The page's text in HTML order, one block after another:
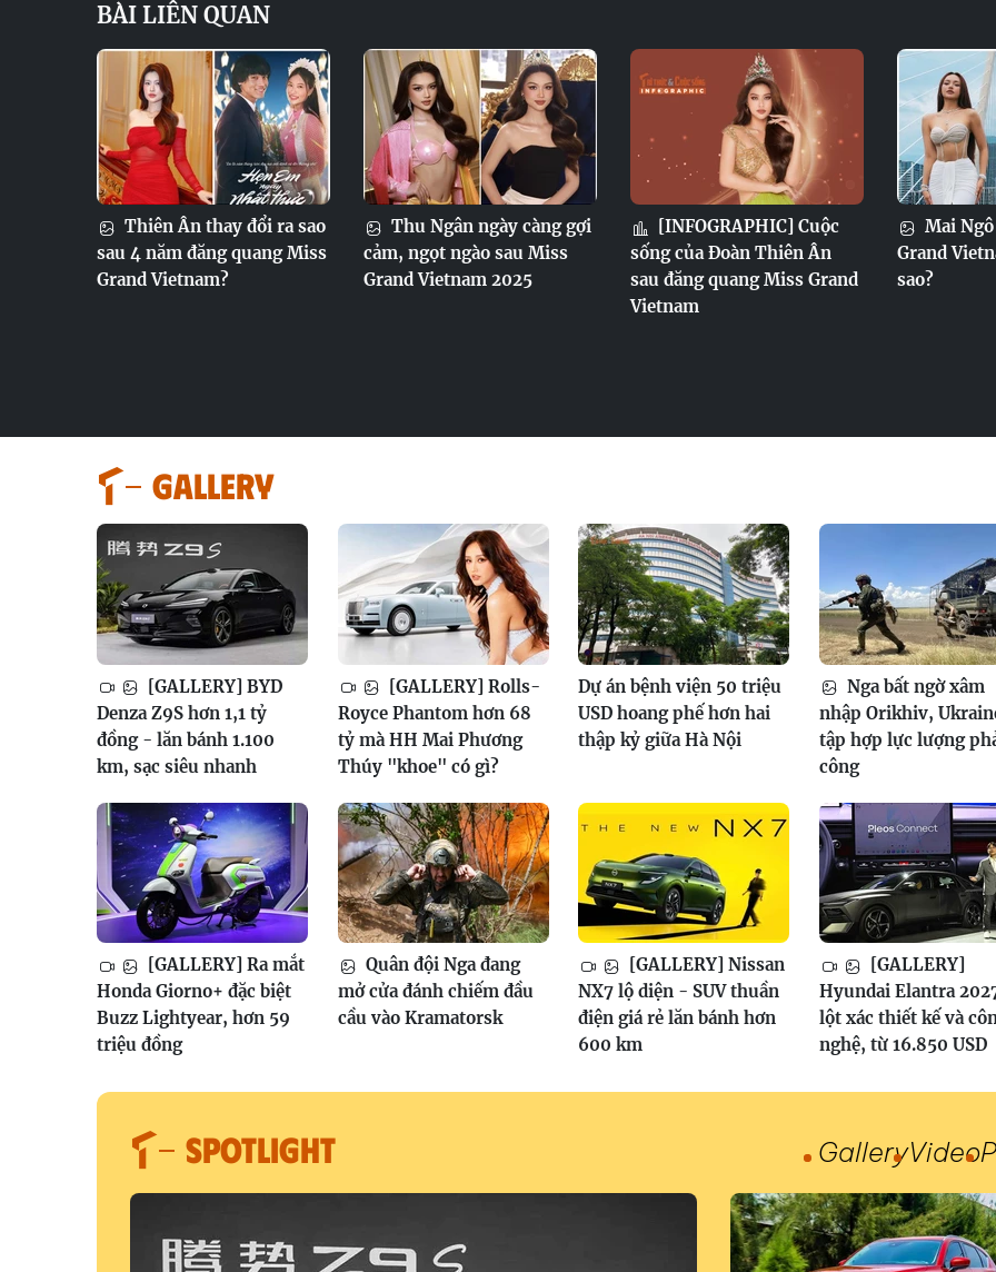
BÀI LIÊN QUAN
Thiên Ân thay đổi ra sao
sau 4 năm đăng quang Miss
Grand Vietnam?
Thu Ngân ngày càng gợi
cảm, ngọt ngào sau Miss
Grand Vietnam 2025
[INFOGRAPHIC] Cuộc
sống của Đoàn Thiên Ân
sau đăng quang Miss Grand
Vietnam
Mai
Grand
sao?
GALLERY
[GALLERY] BYD
Denza Z9S hơn 1,1 tỷ
đồng - lăn bánh 1.100
km, sạc siêu nhanh
[GALLERY] Rolls-
Royce Phantom hơn 68
tỷ mà HH Mai Phương
Thúy "khoe" có gì?
Dự án bệnh viện 50 triệu
USD hoang phế hơn hai
thập kỷ giữa Hà Nội
Nga bất ngờ xâm
nhập Orikhiv,
tập hợp lực lượng
công
[GALLERY] Ra mắt
Honda Giorno+ đặc biệt
Buzz Lightyear, hơn 59
triệu đồng
Quân đội Nga đang
mở cửa đánh chiếm đầu
cầu vào Kramatorsk
[GALLERY] Nissan
NX7 lộ diện - SUV thuần
điện giá rẻ lăn bánh hơn
600 km
[GALLERY]
Hyundai Elantra
lột xác thiết kế và
nghệ, từ 16.850 USD
SPOTLIGHT GalleryVideo